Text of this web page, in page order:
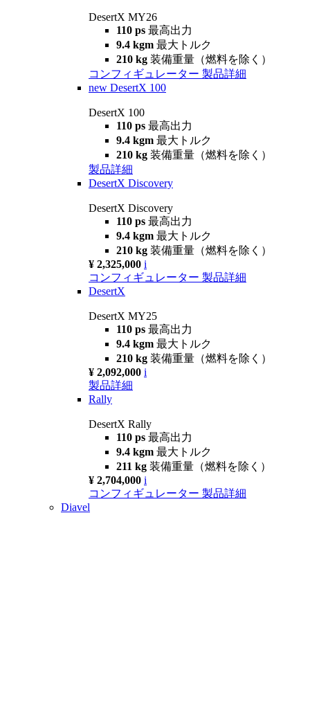
DesertX MY26
110 ps 最高出力
9.4 kgm 最大トルク
210 kg 装備重量（燃料を除く）
コンフィギュレーター 製品詳細
new DesertX 100
DesertX 100
110 ps 最高出力
9.4 kgm 最大トルク
210 kg 装備重量（燃料を除く）
製品詳細
DesertX Discovery
DesertX Discovery
110 ps 最高出力
9.4 kgm 最大トルク
210 kg 装備重量（燃料を除く）
¥ 2,325,000 i
コンフィギュレーター 製品詳細
DesertX
DesertX MY25
110 ps 最高出力
9.4 kgm 最大トルク
210 kg 装備重量（燃料を除く）
¥ 2,092,000 i
製品詳細
Rally
DesertX Rally
110 ps 最高出力
9.4 kgm 最大トルク
211 kg 装備重量（燃料を除く）
¥ 2,704,000 i
コンフィギュレーター 製品詳細
Diavel